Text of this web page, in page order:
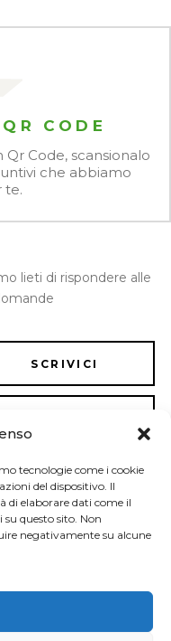
tecnologie come i cookie
del dispositivo. Il
di elaborare dati come il
questo sito. Non
negativamente su alcune
CODE
Code, scansionalo
che abbiamo
te.
lieti di rispondere alle
SCRIVICI